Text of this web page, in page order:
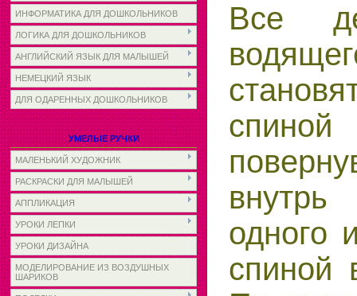
ИНФОРМАТИКА ДЛЯ ДОШКОЛЬНИКОВ
ЛОГИКА ДЛЯ ДОШКОЛЬНИКОВ
АНГЛИЙСКИЙ ЯЗЫК ДЛЯ МАЛЫШЕЙ
НЕМЕЦКИЙ ЯЗЫК
ДЛЯ ОДАРЕННЫХ ДОШКОЛЬНИКОВ
УМЕЛЫЕ РУЧКИ
МАЛЕНЬКИЙ ХУДОЖНИК
РАСКРАСКИ ДЛЯ МАЛЫШЕЙ
АППЛИКАЦИЯ
УРОКИ ЛЕПКИ
УРОКИ ДИЗАЙНА
МОДЕЛИРОВАНИЕ ИЗ ВОЗДУШНЫХ
ШАРИКОВ
Все
спиной
одного
спиной